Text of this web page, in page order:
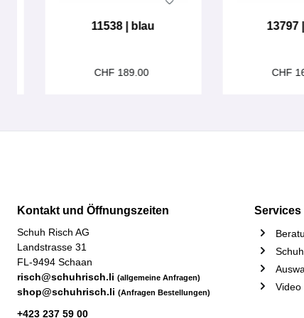
11538 | blau
CHF 189.00
13797
CHF
Kontakt und Öffnungszeiten
Schuh Risch AG
Landstrasse 31
FL-9494 Schaan
risch@schuhrisch.li (allgemeine Anfragen)
shop@schuhrisch.li (Anfragen Bestellungen)
+423 237 59 00
Services
Video